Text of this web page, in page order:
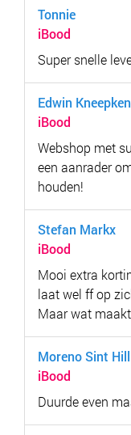
Tonnie
iBood
Super snelle
Edwin
iBood
Webshop met
een aanrader
houden!
Stefan Markx
iBood
Mooi extra
laat wel ff op
Maar wat
Moreno Sint Hill
iBood
Duurde even